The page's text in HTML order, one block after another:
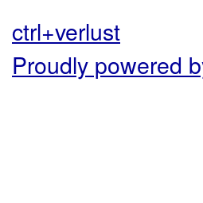
ctrl+verlust
Proudly powered